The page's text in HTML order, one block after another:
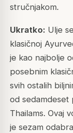
stručnjakom.
Ukratko: Ulje
klasičnoj
je kao najbolje
posebnim
svih ostalih
od sedamdeset
Thailams. Ovaj
je sezam